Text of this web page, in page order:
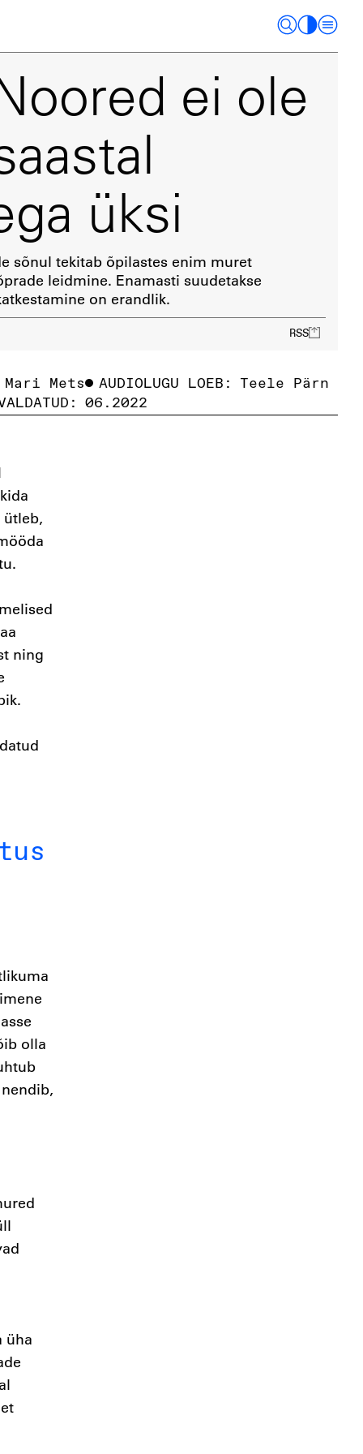
ei ole
üksi
sõnul tekitab õpilastes enim muret
leidmine. Enamasti suudetakse
on erandlik.
RSS
Mets AUDIOLUGU LOEB: Teele Pärn
06.2022
ütleb,
ning
olla
üha